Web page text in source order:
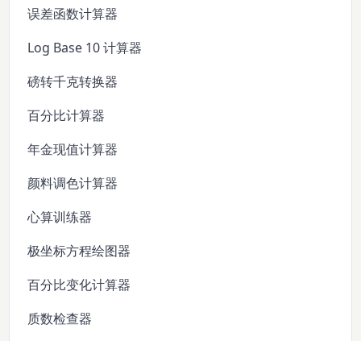
误差函数计算器
Log Base 10 计算器
磅转千克转换器
百分比计算器
年金现值计算器
颜料调色计算器
心算训练器
极坐标方程绘图器
百分比变化计算器
质数检查器